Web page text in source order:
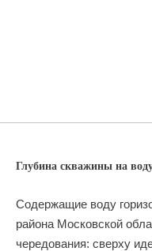
Глубина скважины на
Содержащие воду
района Московской
чередования: сверху